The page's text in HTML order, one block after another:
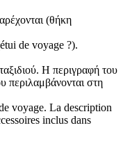
(θήκη
de voyage ?).
Η περιγραφή του
περιλαμβάνονται στη
voyage. La description
inclus dans